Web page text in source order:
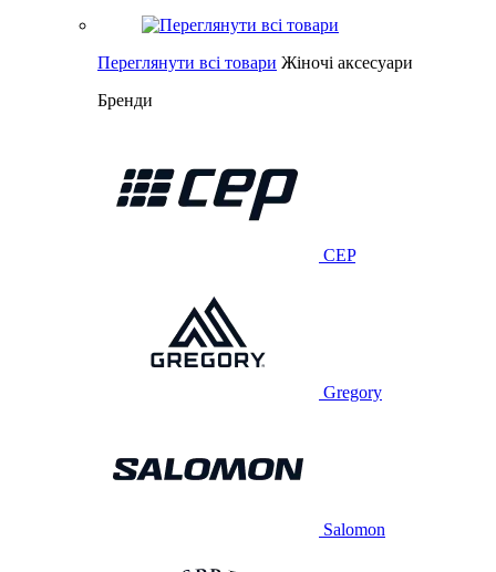
Переглянути всі товари Жіночі аксесуари
Бренди
CEP
Gregory
Salomon